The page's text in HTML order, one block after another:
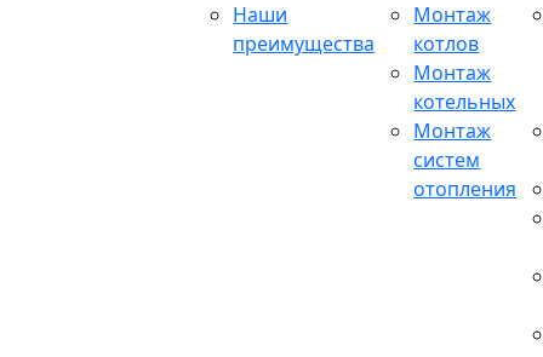
Наши
преимущества
Монтаж
котлов
Монтаж
котельных
Монтаж
систем
отопления